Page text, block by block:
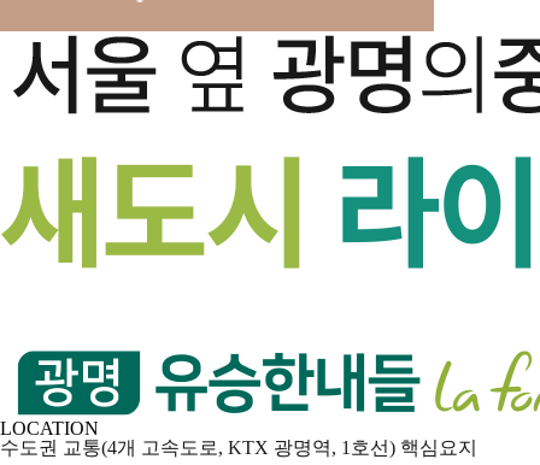
LOCATION
수도권 교통(4개 고속도로, KTX 광명역, 1호선) 핵심요지